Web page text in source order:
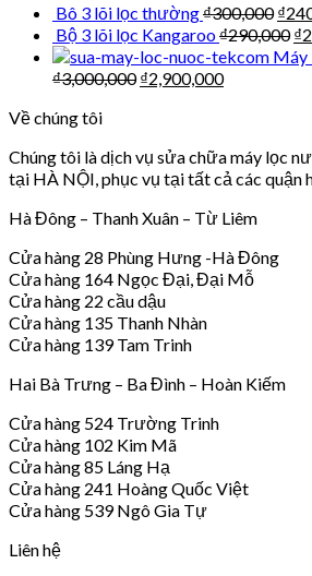
Bô 3 lõi lọc thường₫300,000 ₫
Bộ 3 lõi lọc Kangaroo₫290,000 ₫
Máy
₫3,000,000 ₫2,900,000
Về chúng tôi
Chúng tôi là dịch vụ sửa chữa máy lọc
tại HÀ NỘI, phục vụ tại tất cả các quận
Hà Đông – Thanh Xuân – Từ Liêm
Cửa hàng 28 Phùng Hưng -Hà Đông
Cửa hàng 164 Ngọc Đại, Đại Mỗ
Cửa hàng 22 cầu dậu
Cửa hàng 135 Thanh Nhàn
Cửa hàng 139 Tam Trinh
Hai Bà Trưng – Ba Đình – Hoàn Kiếm
Cửa hàng 524 Trường Trinh
Cửa hàng 102 Kim Mã
Cửa hàng 85 Láng Hạ
Cửa hàng 241 Hoàng Quốc Việt
Cửa hàng 539 Ngô Gia Tự
Liên hệ